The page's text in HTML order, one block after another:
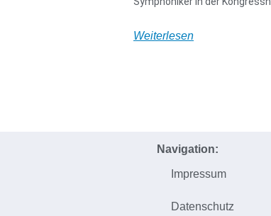
Weiterlesen
Navigation:
Impressum
Datenschutz